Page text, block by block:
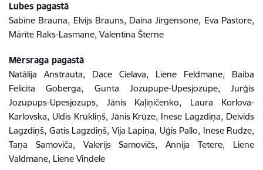
Lubes pagastā
Sabīne Brauna, Elvijs Brauns, Daina Jirgensone, Eva Pastore,
Mārīte Raks-Lasmane, Valentīna Šterne
Mērsraga pagastā
Natālija Anstrauta, Dace Cielava, Liene Feldmane, Baiba
Felicita Goberga, Gunta Jozupupe-Upesjozupe, Jurģis
Jozupups-Upesjozups, Jānis Kaļiņičenko, Laura Korlova-
Karlovska, Uldis Krūkliņš, Jānis Krūze, Inese Lagzdiņa, Deivids
Lagzdiņš, Gatis Lagzdiņš, Vija Lapiņa, Uģis Pallo, Inese Rudze,
Taņa Samoviča, Valerijs Samovičs, Annija Tetere, Liene
Valdmane, Liene Vindele